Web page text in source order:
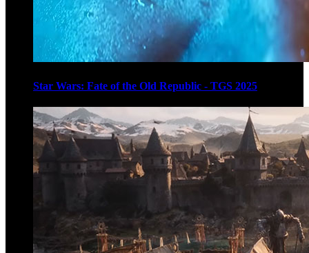
Star Wars: Fate of the Old Republic - TGS 2025